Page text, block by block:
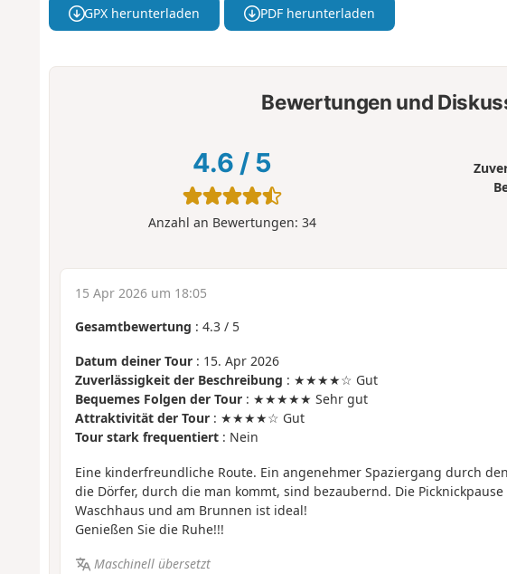
GPX herunterladen PDF herunterladen
Bewertungen und
4.6 / 5
Anzahl an Bewertungen: 34
15 Apr 2026 um 18:05
Gesamtbewertung : 4.3/ 5
Datum deiner Tour: 15. Apr 2026
Zuverlässigkeit der Beschreibung : ★★★★☆ Gut
Bequemes Folgen der Tour: ★★★★★ Sehr gut
Attraktivität der Tour: ★★★★☆ Gut
Tour stark frequentiert: Nein
Eine kinderfreundliche Route. Ein angenehmer Spaziergang durch
die Dörfer, durch die man kommt, sind bezaubernd. Die Picknickpause
Waschhaus und am Brunnen ist ideal!
Genießen Sie die Ruhe!!!
Maschinell übersetzt